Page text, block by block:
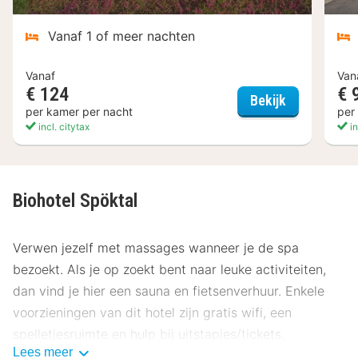
Vanaf 1 of meer nachten
Vanaf
€ 124
per kamer per nacht
incl. citytax
Bekijk Flair Hotel
€
per
Biohotel Spöktal
Verwen jezelf met massages wanneer je de spa
bezoekt. Als je op zoekt bent naar leuke activiteiten,
dan vind je hier een sauna en fietsenverhuur. Enkele
voorzieningen van dit hotel zijn gratis wifi, een
spelletjesruimte en hulp bij uitstapjes/tickets.
Lees meer